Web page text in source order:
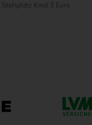
Stehplatz Kind 3 Euro